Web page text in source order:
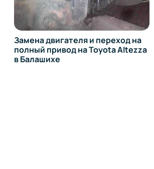
Замена двигателя и переход на
полный привод на Toyota Altezza
в Балашихе